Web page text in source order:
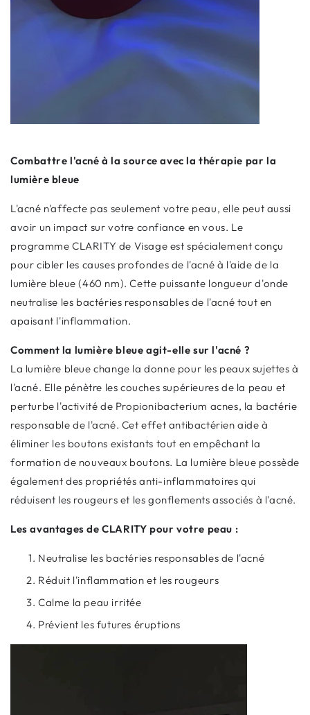
Combattre l'acné à la source avec la thérapie par la
lumière bleue
L'acné n'affecte pas seulement votre peau, elle peut aussi
avoir un impact sur votre confiance en vous. Le
programme CLARITY de Visage est spécialement conçu
pour cibler les causes profondes de l'acné à l'aide de la
lumière bleue (460 nm). Cette puissante longueur d'onde
neutralise les bactéries responsables de l'acné tout en
apaisant l'inflammation.
Comment la lumière bleue agit-elle sur l'acné ?
La lumière bleue change la donne pour les peaux sujettes à
l'acné. Elle pénètre les couches supérieures de la peau et
perturbe l'activité de Propionibacterium acnes, la bactérie
responsable de l'acné. Cet effet antibactérien aide à
éliminer les boutons existants tout en empêchant la
formation de nouveaux boutons. La lumière bleue possède
également des propriétés anti-inflammatoires qui
réduisent les rougeurs et les gonflements associés à l'acné.
Les avantages de CLARITY pour votre peau :
Neutralise les bactéries responsables de l'acné
Réduit l'inflammation et les rougeurs
Calme la peau irritée
Prévient les futures éruptions